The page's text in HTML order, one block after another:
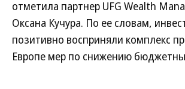
отметила партнер UFG Wealth
Оксана Кучура. По ее словам,
позитивно восприняли комплекс
Европе мер по снижению